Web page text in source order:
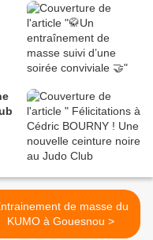
de masse du
KUMO à Gouesnou >